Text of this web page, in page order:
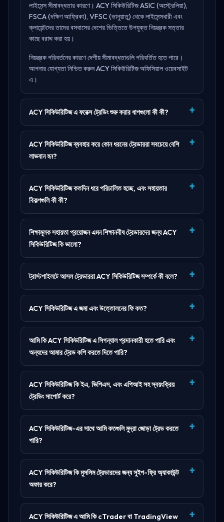
লাইসেন্স সীমাবদ্ধতার কারণে। ACY সিকিউরিটিজASIC (অস্ট্রেলিয়া),
FSCA (দক্ষিণ আফ্রিকা), VFSC (ভানুয়াতু) থেকে লাইসেন্সধারী এবং
ক্লায়েন্টদের তাদের বসবাসের দেশের ভিত্তিতে উপযুক্ত নিয়ন্ত্রক সত্তার
কাছে বরাদ্দ করা হয়।
নিয়ন্ত্রক পরিবর্তনের কারণে দেশীয় সীমাবদ্ধতাগুলি পরিবর্তিত হতে পারে।
আপনার যোগ্যতা নিশ্চিত করুনACY সিকিউরিটিজ অফিসিয়াল ওয়েবসাইট
এ।
ACY সিকিউরিটিজ এ ফরেক্স ট্রেডিং শুরু করার ধাপগুলো কী কী?
ACY সিকিউরিটিজ ব্যবহার করে কোন ধরনের ট্রেডাররা সবচেয়ে বেশি
লাভবান হন?
ACY সিকিউরিটিজ কতদিন ধরে পরিচালিত হচ্ছে, এবং সহায়তার
বিকল্পগুলি কী কী?
শিক্ষামূলক সহায়তা প্রয়োজন এমন শিক্ষানবীষ ট্রেডারদের জন্য ACY
সিকিউরিটিজ কি ভালো?
ট্রাস্টপাইলটে আসল ট্রেডাররা ACY সিকিউরিটিজ সম্পর্কে কী বলে?
ACY সিকিউরিটিজ এ জমা এবং উত্তোলনের ফি কত?
আমি কি ACY সিকিউরিটিজ এ সিগন্যাল প্রদানকারী হতে পারি এবং
অন্যদের আমার ট্রেড কপি করতে দিতে পারি?
ACY সিকিউরিটিজ কি ইএ, ভিপিএস, এবং এপিআই সহ স্বয়ংক্রিয়
ট্রেডিং সাপোর্ট করে?
ACY সিকিউরিটিজ-এর সাথে আমি কতগুলি মুদ্রা জোড়া ট্রেড করতে
পারি?
ACY সিকিউরিটিজ কি মুসলিম ট্রেডারদের জন্য সুইপ-ফ্রি অ্যাকাউন্ট
অফার করে?
ACY সিকিউরিটিজ এ আমি কি cTrader বা TradingView